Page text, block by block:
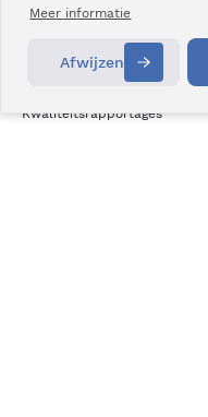
Meer informatie
Afwijzen
OVER BERGMAN CLINICS
Over ons
Kwaliteitsrapportages